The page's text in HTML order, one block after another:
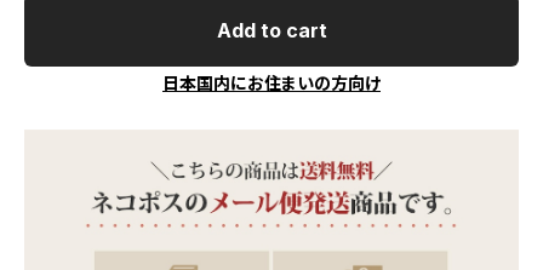
Add to cart
日本国内にお住まいの方向け